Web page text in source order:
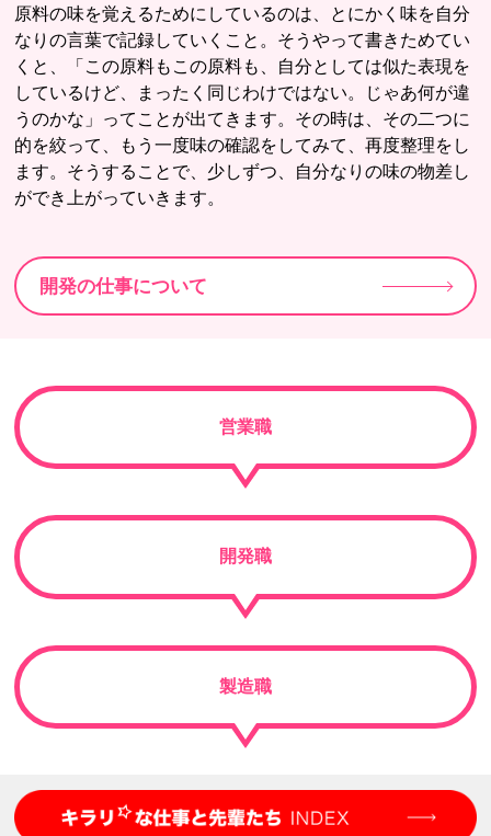
原料の味を覚えるためにしているのは、とにかく味を自分
なりの言葉で記録していくこと。そうやって書きためてい
くと、「この原料もこの原料も、自分としては似た表現を
しているけど、まったく同じわけではない。じゃあ何が違
うのかな」ってことが出てきます。その時は、その二つに
的を絞って、もう一度味の確認をしてみて、再度整理をし
ます。そうすることで、少しずつ、自分なりの味の物差し
ができ上がっていきます。
開発の仕事について
営業職
開発職
製造職